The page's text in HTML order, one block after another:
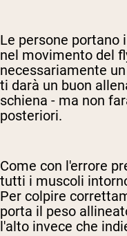
Le persone portano
nel movimento del
necessariamente
ti darà un buon
schiena - ma non
posteriori.
Come con l'errore
tutti i muscoli
Per colpire
porta il peso
l'alto invece che